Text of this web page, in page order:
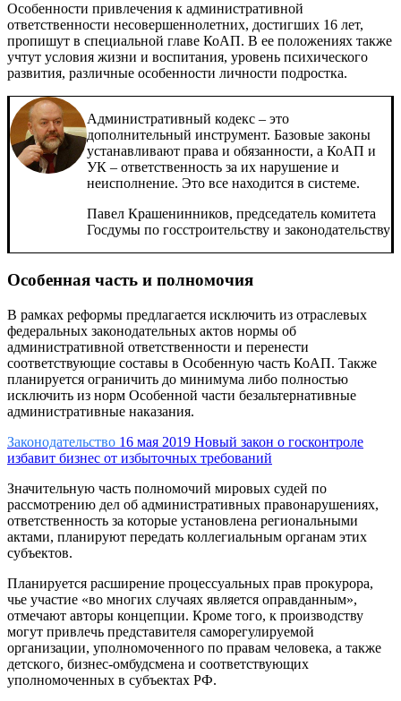
Особенности привлечения к административной
ответственности несовершеннолетних, достигших 16 лет,
пропишут в специальной главе КоАП. В ее положениях также
учтут условия жизни и воспитания, уровень психического
развития, различные особенности личности подростка.
Административный кодекс – это
дополнительный инструмент. Базовые законы
устанавливают права и обязанности, а КоАП и
УК – ответственность за их нарушение и
неисполнение. Это все находится в системе.
Павел Крашенинников, председатель комитета
Госдумы по госстроительству и законодательству
Особенная часть и полномочия
В рамках реформы предлагается исключить из отраслевых
федеральных законодательных актов нормы об
административной ответственности и перенести
соответствующие составы в Особенную часть КоАП. Также
планируется ограничить до минимума либо полностью
исключить из норм Особенной части безальтернативные
административные наказания.
Законодательство 16 мая 2019 Новый закон о госконтроле
избавит бизнес от избыточных требований
Значительную часть полномочий мировых судей по
рассмотрению дел об административных правонарушениях,
ответственность за которые установлена региональными
актами, планируют передать коллегиальным органам этих
субъектов.
Планируется расширение процессуальных прав прокурора,
чье участие «во многих случаях является оправданным»,
отмечают авторы концепции. Кроме того, к производству
могут привлечь представителя саморегулируемой
организации, уполномоченного по правам человека, а также
детского, бизнес-омбудсмена и соответствующих
уполномоченных в субъектах РФ.